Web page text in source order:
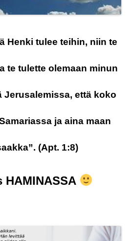
Henki tulee teihin, niin te
te tulette olemaan minun
Jerusalemissa, että koko
ja aina maan
(‭Apt.‬ ‭1‬:‭8‬)
HAMINASSA